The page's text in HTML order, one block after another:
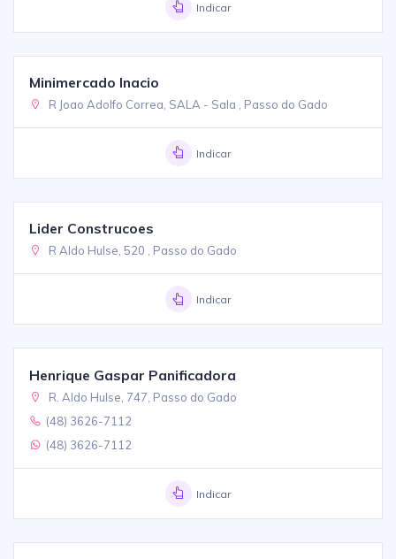
Indicar
Minimercado Inacio
R Joao Adolfo Correa, SALA - Sala , Passo do Gado
Indicar
Lider Construcoes
R Aldo Hulse, 520 , Passo do Gado
Indicar
Henrique Gaspar Panificadora
R. Aldo Hulse, 747, Passo do Gado
(48) 3626-7112
(48) 3626-7112
Indicar